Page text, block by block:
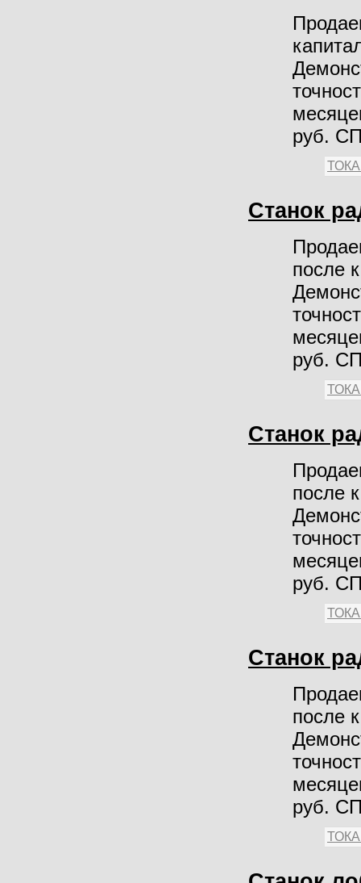
руб.
Станок
после
руб.
Станок
после
руб.
Станок
после
руб.